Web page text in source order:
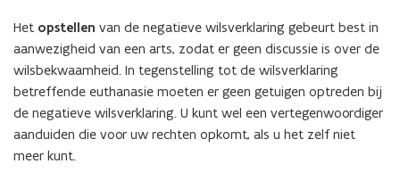
n
n
i
e
u
w
v
i
n
n
e
u
w
n
t
i
n
n
i
e
Het opstellen van de negatieve wilsverklaring gebeurt best in
aanwezigheid van een arts, zodat er geen discussie is over de
wilsbekwaamheid. In tegenstelling tot de wilsverklaring
betreffende euthanasie moeten er geen getuigen optreden bij
de negatieve wilsverklaring. U kunt wel een vertegenwoordiger
aanduiden die voor uw rechten opkomt, als u het zelf niet
meer kunt.